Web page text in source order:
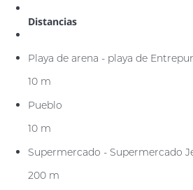
Distancias
Playa de arena - playa de
10 m
Pueblo
10 m
Supermercado - Supermercado
200 m